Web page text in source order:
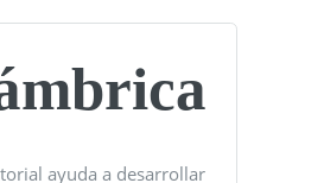
ayuda a desarrollar